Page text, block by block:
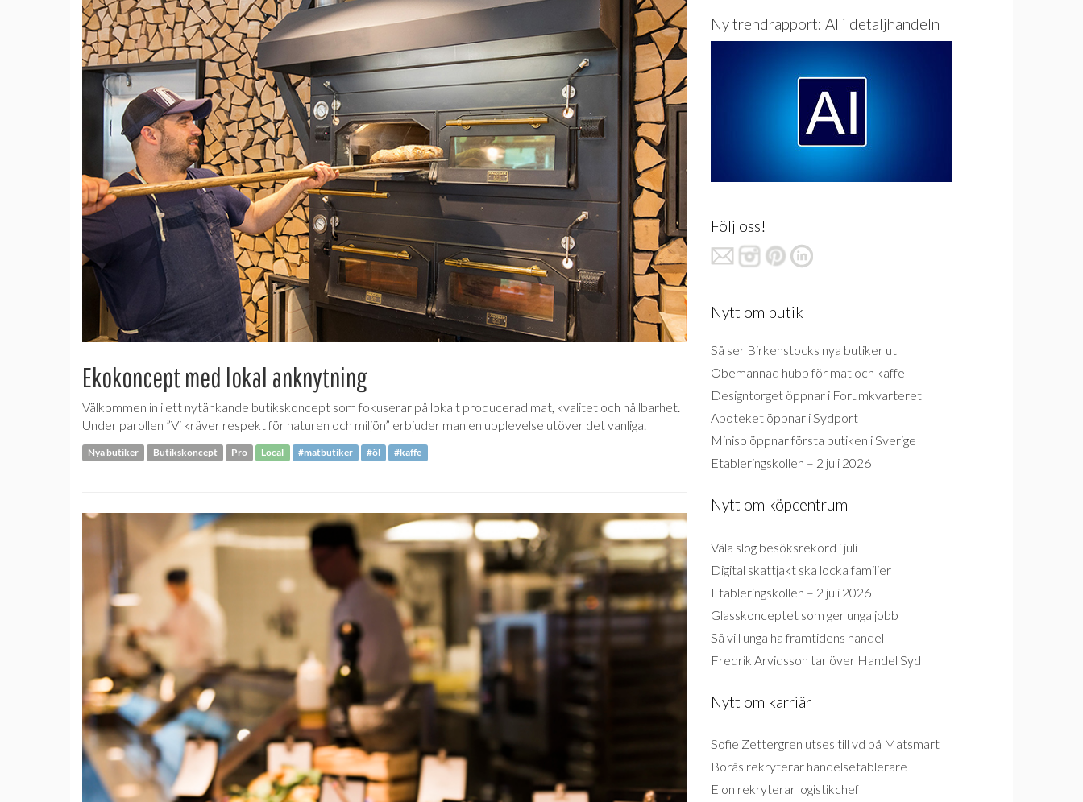
Ekokoncept med lokal anknytning
Välkommen in i ett nytänkande butikskoncept som fokuserar på lokalt producerad mat, kvalitet och hållbarhet.
Under parollen ”Vi kräver respekt för naturen och miljön” erbjuder man en upplevelse utöver det vanliga.
Nya butiker Butikskoncept Pro Local #matbutiker #öl #kaffe
Ny trendrapport: AI i detaljhandeln
Följ oss!
Nytt om butik
Så ser Birkenstocks nya butiker ut
Obemannad hubb för mat och kaffe
Designtorget öppnar i Forumkvarteret
Apoteket öppnar i Sydport
Miniso öppnar första butiken i Sverige
Etableringskollen – 2 juli 2026
Nytt om köpcentrum
Väla slog besöksrekord i juli
Digital skattjakt ska locka familjer
Etableringskollen – 2 juli 2026
Glasskonceptet som ger unga jobb
Så vill unga ha framtidens handel
Fredrik Arvidsson tar över Handel Syd
Nytt om karriär
Sofie Zettergren utses till vd på Matsmart
Borås rekryterar handelsetablerare
Elon rekryterar logistikchef